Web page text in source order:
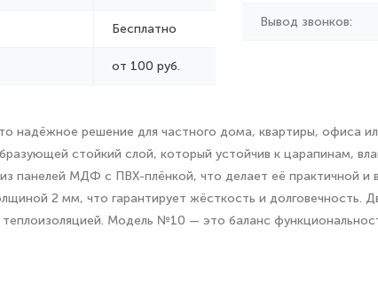
Бесплатно
от 100 руб.
Вывод звонков:
решение для частного дома, квартиры, офиса
стойкий слой, который устойчив к царапинам,
панелей МДФ с ПВХ-плёнкой, что делает её практичной
2 мм, что гарантирует жёсткость и долговечность.
Модель №10 — это баланс